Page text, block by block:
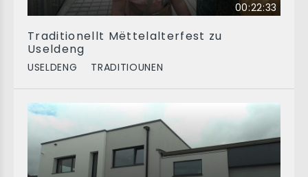
00:22:33
Traditionellt Mëttelalterfest zu
Useldeng
USELDENG TRADITIOUNEN